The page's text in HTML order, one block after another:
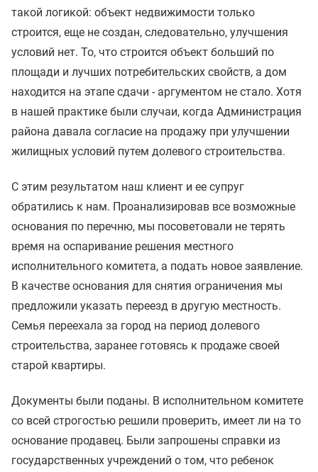
такой логикой: объект недвижимости только
строится, еще не создан, следовательно, улучшения
условий нет. То, что строится объект больший по
площади и лучших потребительских свойств, а дом
находится на этапе сдачи - аргументом не стало. Хотя
в нашей практике были случаи, когда Администрация
района давала согласие на продажу при улучшении
жилищных условий путем долевого строительства.
С этим результатом наш клиент и ее супруг
обратились к нам. Проанализировав все возможные
основания по перечню, мы посоветовали не терять
время на оспаривание решения местного
исполнительного комитета, а подать новое заявление.
В качестве основания для снятия ограничения мы
предложили указать переезд в другую местность.
Семья переехала за город на период долевого
строительства, заранее готовясь к продаже своей
старой квартиры.
Документы были поданы. В исполнительном комитете
со всей строгостью решили проверить, имеет ли на то
основание продавец. Были запрошены справки из
государственных учреждений о том, что ребенок